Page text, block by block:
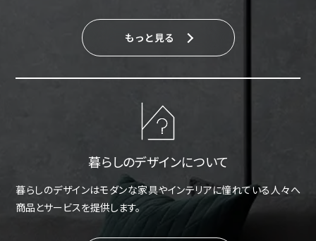
もっと見る
暮らしのデザインについて
暮らしのデザインはモダンな家具やインテリアに憧れている人々へ
商品とサービスを提供します。